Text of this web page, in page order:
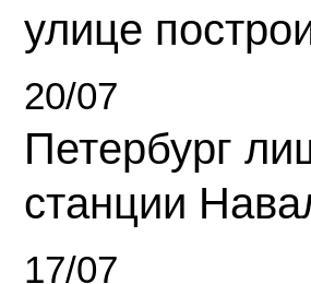
улице
20/07
Петербург
станции
17/07